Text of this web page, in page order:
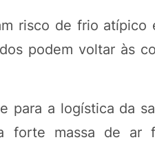
risco de frio
podem voltar às
para a logística da
forte massa de ar